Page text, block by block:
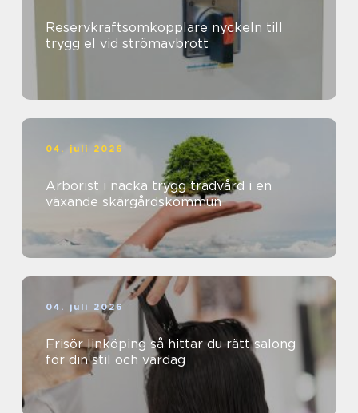
Reservkraftsomkopplare nyckeln till
trygg el vid strömavbrott
04. juli 2026
Arborist i nacka trygg trädvård i en
växande skärgårdskommun
04. juli 2026
Frisör linköping så hittar du rätt salong
för din stil och vardag